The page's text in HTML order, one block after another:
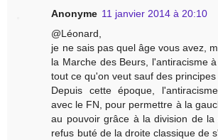
Anonyme 11 janvier 2014 à 20:10
@Léonard,
je ne sais pas quel âge vous avez,
la Marche des Beurs, l'antiracisme
tout ce qu'on veut sauf des
Depuis cette époque,
avec le FN, pour permettre à la
au pouvoir grâce à la division de
refus buté de la droite classique de